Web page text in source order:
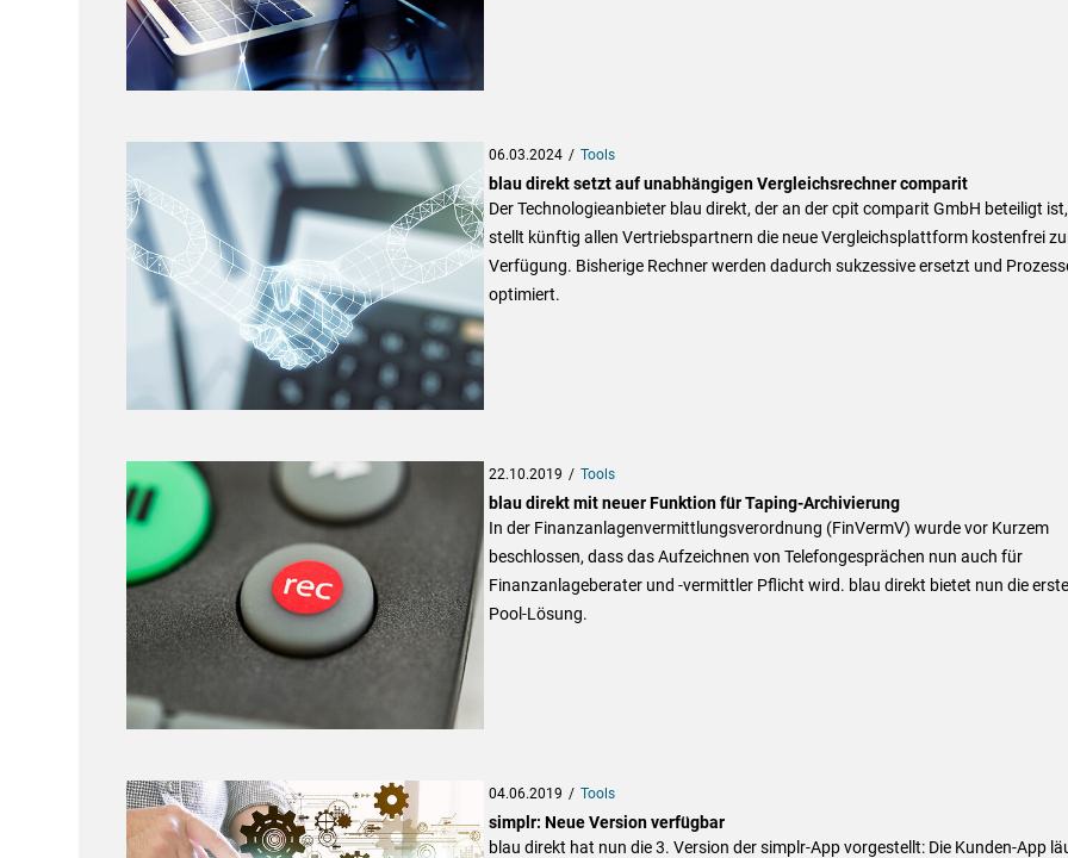
06.03.2024 Tools
blau direkt setzt auf unabhängigen Vergleichsrechner comparit
Der Technologieanbieter blau direkt, der an der cpit comparit GmbH beteiligt ist,
stellt künftig allen Vertriebspartnern die neue Vergleichsplattform kostenfrei
Verfügung. Bisherige Rechner werden dadurch sukzessive ersetzt und
optimiert.
22.10.2019 Tools
blau direkt mit neuer Funktion für Taping-Archivierung
In der Finanzanlagenvermittlungsverordnung (FinVermV) wurde vor Kurzem
beschlossen, dass das Aufzeichnen von Telefongesprächen nun auch für
Finanzanlageberater und -vermittler Pflicht wird. blau direkt bietet nun die erste
Pool-Lösung.
04.06.2019 Tools
simplr: Neue Version verfügbar
blau direkt hat nun die 3. Version der simplr-App vorgestellt: Die Kunden-App